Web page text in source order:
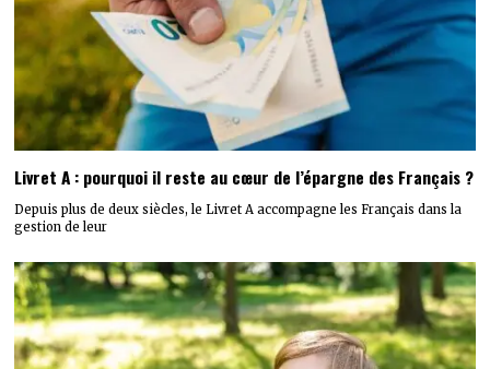
Livret A : pourquoi il reste au cœur de l’épargne des Français ?
Depuis plus de deux siècles, le Livret A accompagne les Français dans la
gestion de leur